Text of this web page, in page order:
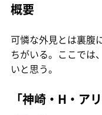
概要
可憐な外見とは裏腹
ちがいる。ここでは
いと思う。
「神崎・H・アリ